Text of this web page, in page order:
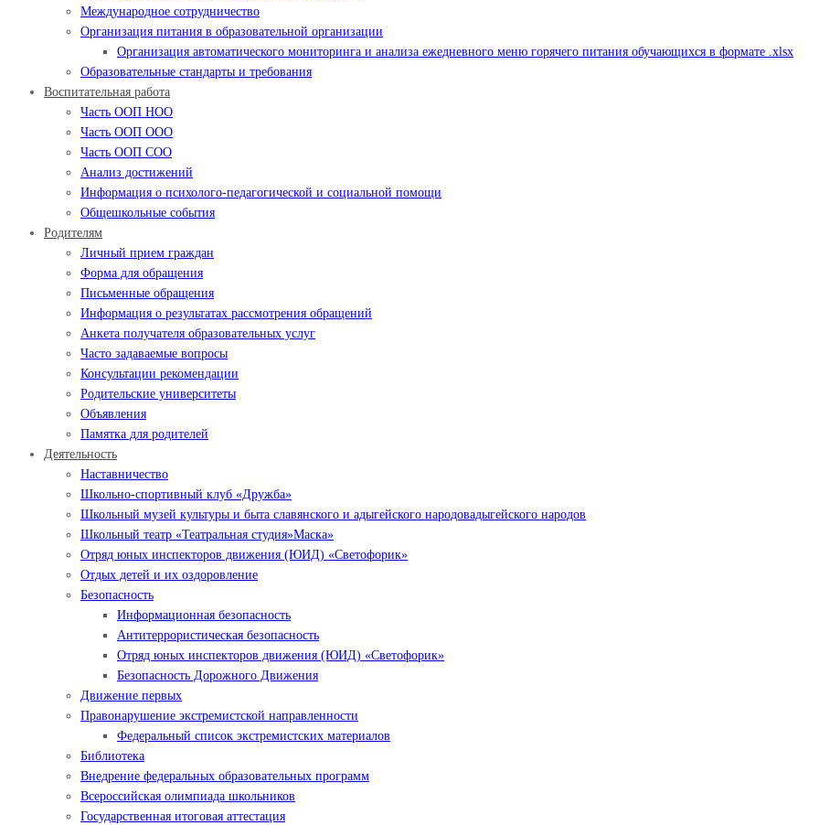
Международное сотрудничество
Организация питания в образовательной организации
Организация автоматического мониторинга и анализа ежедневного меню горячего питания обучающихся в формате .xlsx
Образовательные стандарты и требования
Воспитательная работа
Часть ООП НОО
Часть ООП ООО
Часть ООП СОО
Анализ достижений
Информация о психолого-педагогической и социальной помощи
Общешкольные события
Родителям
Личный прием граждан
Форма для обращения
Письменные обращения
Информация о результатах рассмотрения обращений
Анкета получателя образовательных услуг
Часто задаваемые вопросы
Консультации рекомендации
Родительские университеты
Объявления
Памятка для родителей
Деятельность
Наставничество
Школьно-спортивный клуб «Дружба»
Школьный музей культуры и быта славянского и адыгейского народовадыгейского народов
Школьный театр «Театральная студия»Маска»
Отряд юных инспекторов движения (ЮИД) «Светофорик»
Отдых детей и их оздоровление
Безопасность
Информационная безопасность
Антитеррористическая безопасность
Отряд юных инспекторов движения (ЮИД) «Светофорик»
Безопасность Дорожного Движения
Движение первых
Правонарушение экстремистской направленности
Федеральный список экстремистских материалов
Библиотека
Внедрение федеральных образовательных программ
Всероссийская олимпиада школьников
Государственная итоговая аттестация